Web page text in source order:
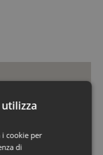
e Aris:
per la mancata
cookie per
di